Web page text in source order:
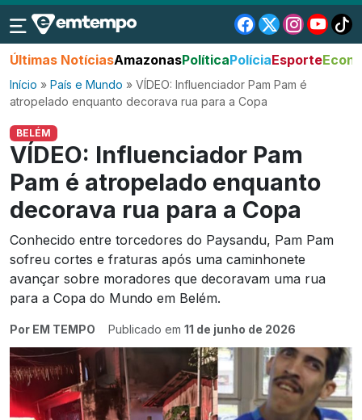
Últimas NotíciasAmazonasPolíticaPolíciaEsporte
Início » País e Mundo » VÍDEO: Influenciador Pam Pam é
atropelado enquanto decorava rua para a Copa
BELÉM
VÍDEO: Influenciador Pam
Pam é atropelado enquanto
decorava rua para a Copa
Conhecido entre torcedores do Paysandu, Pam Pam
sofreu cortes e fraturas após uma caminhonete
avançar sobre moradores que decoravam uma rua
para a Copa do Mundo em Belém.
Por EM TEMPO Publicado em 11 de junho de 2026